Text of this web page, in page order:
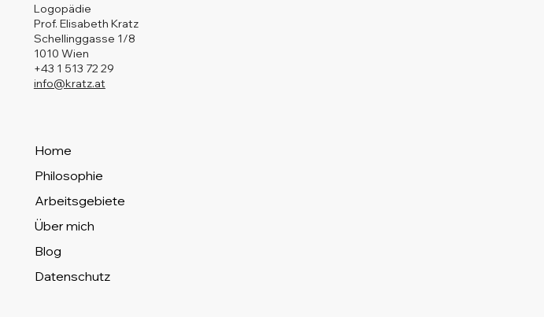
Home
Philosophie
Arbeitsgebiete
Über mich
Blog
Datenschutz
Logopädie
Prof. Elisabeth Kratz
Schellinggasse 1/8
1010 Wien
+43 1 513 72 29
info@kratz.at